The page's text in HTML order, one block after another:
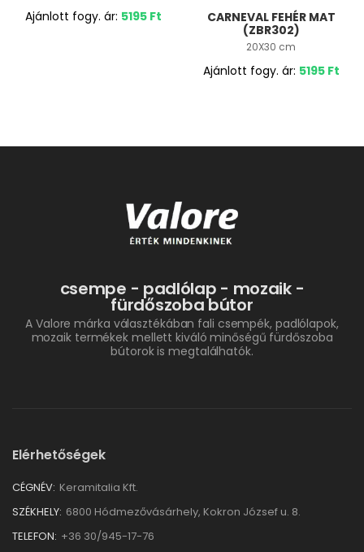
Ajánlott fogy. ár: 5195 Ft
CARNEVAL FEHÉR MAT
(ZBR302)
20X30 cm
Ajánlott fogy. ár: 5195 Ft
csempe - padlólap - mozaik -
fürdőszoba bútor
A Valore márka választékában fali csempék, padlólapok,
mozaik termékek mellett kiváló minőségű fürdőszoba
bútorok is megtalálhatók.
Elérhetőségek
CÉGNÉV: Keramitalia Kft.
SZÉKHELY: 6800 Hódmezővásárhely, Kokron József u. 8.
TELEFON: +36 30/945-17-76